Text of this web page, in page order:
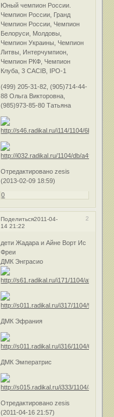
Юный чемпион России.
Чемпион России, Гранд
Чемпион России, Чемпион
Белоруси, Молдовы,
Чемпион Украины, Чемпион
Литвы, Интерчумпион,
Чемпион РКФ, Чемпион
Клуба, 3 CACIB, IPO-1
(499) 205-31-82, (905)714-44-
88 Ольга Викторовна,
(985)973-85-80 Татьяна
Отредактировано zesis
(2013-02-09 18:59)
0
Поделиться 2
2011-04-
14 21:22
дети Жадара и Айне Ворт Ис
Фреи
ДМК Энграсио
ДМК Эфрания
ДМК Эмператрис
Отредактировано zesis
(2011-04-16 21:57)